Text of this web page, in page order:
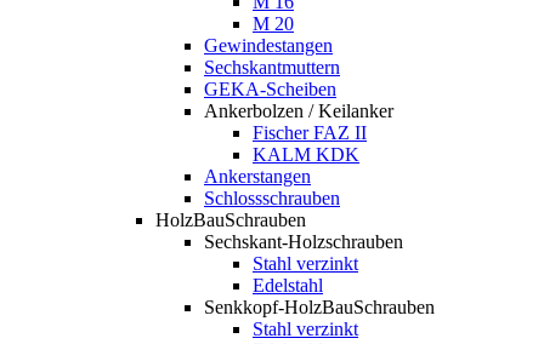
M 20
Gewindestangen
Sechskantmuttern
GEKA-Scheiben
Ankerbolzen / Keilanker
Fischer FAZ II
KALM KDK
Ankerstangen
Schlossschrauben
HolzBauSchrauben
Sechskant-Holzschrauben
Stahl verzinkt
Edelstahl
Senkkopf-HolzBauSchrauben
Stahl verzinkt